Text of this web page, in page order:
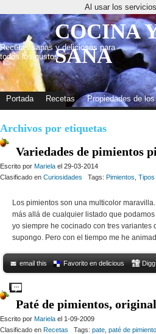
COCINA
SANA
Recetas sanas y deliciosas para
todos los gustos
Portada Recetas Propiedades de los
Archivos por etiquetas
Variedades de pimientos
Escrito por Mariela el 29-03-2014
Clasificado en Curiosidades Tags: Pimientos Tipos
Los pimientos son una multicolor
más allá de cualquier listado que
yo siempre he cocinado con tres
supongo. Pero con el tiempo me he
email this Favorito en delicious Digg
Paté de pimientos,
Escrito por Mariela el 1-09-2009
Clasificado en Recetas Tags: pate paté de
Al usar los